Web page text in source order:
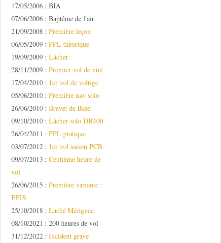
17/05/2006 : BIA
07/06/2006 : Baptême de l'air
21/09/2008 : Première leçon
06/05/2009 : PPL théorique
19/09/2009 : Lâcher
28/11/2009 : Premier vol de nuit
17/04/2010 : 1er vol de voltige
05/06/2010 : Première nav solo
26/06/2010 : Brevet de Base
09/10/2010 : Lâcher solo DR400
26/04/2011 : PPL pratique
03/07/2012 : 1er vol saison PCB
09/07/2013 : Centième heure de
vol
26/06/2015 : Première variante :
EFIS
25/10/2018 : Laché Mérignac
08/10/2021 : 200 heures de vol
31/12/2022 : Incident grave